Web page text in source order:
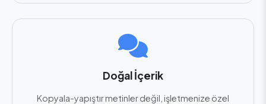
Doğal İçerik
Kopyala-yapıştır metinler değil, işletmenize özel